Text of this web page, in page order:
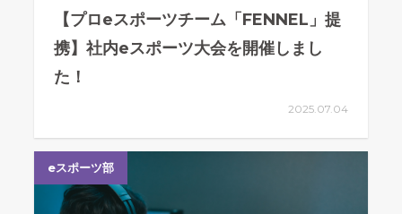
【プロeスポーツチーム「FENNEL」提
携】社内eスポーツ大会を開催しまし
た！
2025.07.04
eスポーツ部